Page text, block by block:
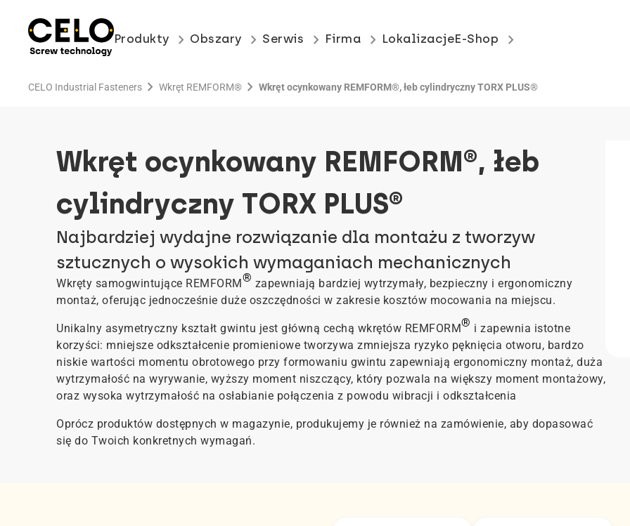
Produkty keyboard_arrow_right Obszary keyboard_arrow_right Serwis keyboard_arrow_right Firma keyboard_arrow_right LokalizacjeE-Shop keyboard_arrow_right
CELO Industrial Fasteners chevron_right Wkręt REMFORM® chevron_right Wkręt ocynkowany REMFORM®, łeb cylindryczny TORX PLUS®
Wkręt ocynkowany REMFORM®, łeb
cylindryczny TORX PLUS®
Najbardziej wydajne rozwiązanie dla montażu z tworzyw
sztucznych o wysokich wymaganiach mechanicznych
Wkręty samogwintujące REMFORM® zapewniają bardziej wytrzymały, bezpieczny i ergonomiczny
montaż, oferując jednocześnie duże oszczędności w zakresie kosztów mocowania na miejscu.
Unikalny asymetryczny kształt gwintu jest główną cechą wkrętów REMFORM® i zapewnia istotne
korzyści: mniejsze odkształcenie promieniowe tworzywa zmniejsza ryzyko pęknięcia otworu, bardzo
niskie wartości momentu obrotowego przy formowaniu gwintu zapewniają ergonomiczny montaż, duża
wytrzymałość na wyrywanie, wyższy moment niszczący, który pozwala na większy moment montażowy,
oraz wysoka wytrzymałość na osłabianie połączenia z powodu wibracji i odkształcenia
Oprócz produktów dostępnych w magazynie, produkujemy je również na zamówienie, aby dopasować
się do Twoich konkretnych wymagań.